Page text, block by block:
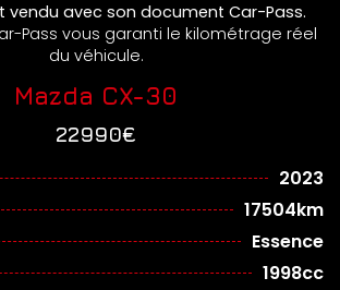
vendu avec son document Car-Pass.
Pass vous garanti le kilométrage réel
du véhicule.
Mazda CX-30
22990€
2023
17504km
Essence
1998cc